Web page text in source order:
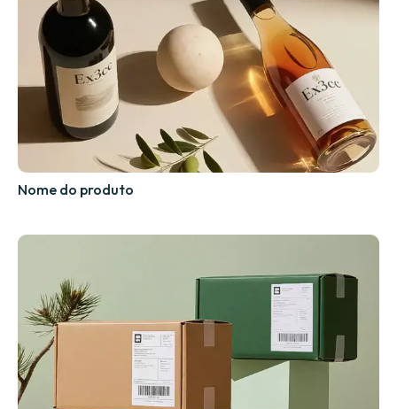
Nome do produto